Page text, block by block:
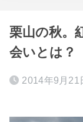
栗山の秋。
会いとは？
2014年9月21